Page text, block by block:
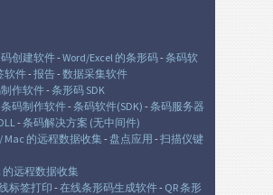
创建软件-Word/Excel 的条形码-条码软
软件-报告-数据采集软件
作软件-条形码 SDK
条码制作软件-条码软件(SDK) -条码服务器
-条码解决方案 (无中间件)
/ Mac 的远程数据收集- 盘点应用 -扫描仪键
的远程数据收集
标签打印 -在线条形码生成软件- QR 条形